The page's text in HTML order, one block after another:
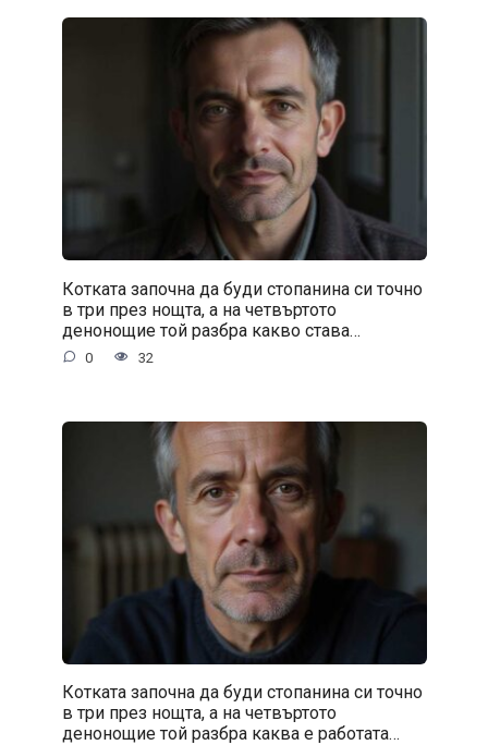
Котката започна да буди стопанина си точно
в три през нощта, а на четвъртото
денонощие той разбра какво става…
0 32
Котката започна да буди стопанина си точно
в три през нощта, а на четвъртото
денонощие той разбра каква е работата…